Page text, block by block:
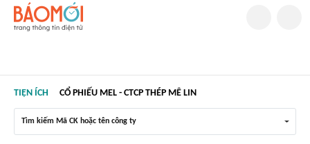
TIỆN ÍCH CỔ PHIẾU MEL - CTCP THÉP MÊ LIN
Tìm kiếm Mã CK hoặc tên công ty